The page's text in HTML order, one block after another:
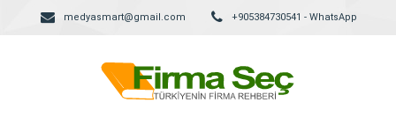
medyasmart@gmail.com +905384730541 - WhatsApp